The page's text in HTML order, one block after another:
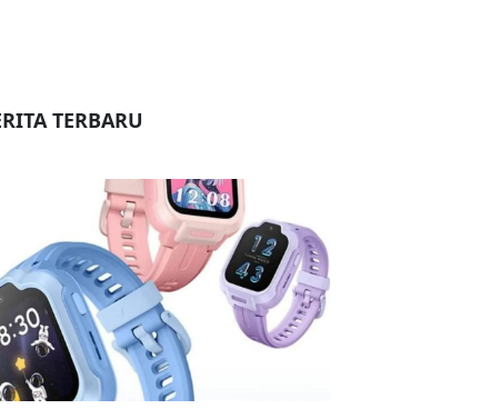
TERBARU